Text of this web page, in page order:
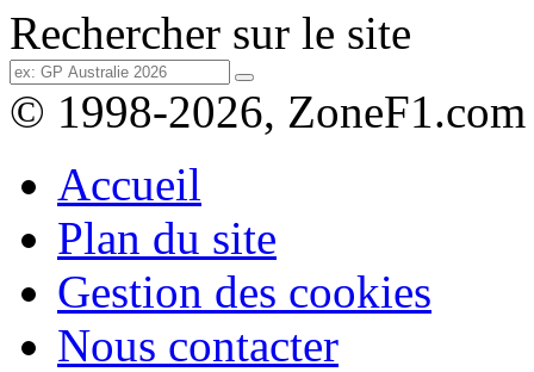
Rechercher sur le site
© 1998-2026, ZoneF1.com
Accueil
Plan du site
Gestion des cookies
Nous contacter